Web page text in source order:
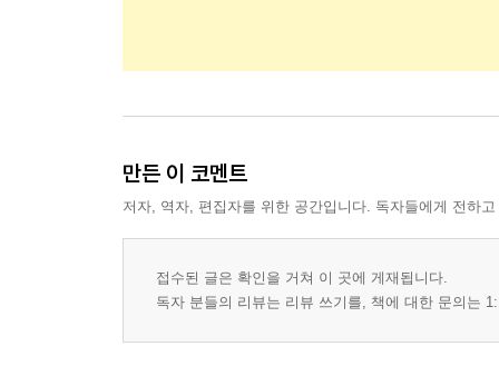
만든 이 코멘트
저자, 역자, 편집자를 위한 공간입니다. 독자들에게 전하
접수된 글은 확인을 거쳐 이 곳에 게재됩니다.
독자 분들의 리뷰는 리뷰 쓰기를, 책에 대한 문의는